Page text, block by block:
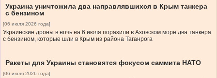
Украина уничтожила два направлявшихся в Крым танкера
с бензином
[06 июля 2026 года]
Украинские дроны в ночь на 6 июля поразили в Азовском море два танкера
с бензином, которые шли в Крым из района Таганрога
Ракеты для Украины становятся фокусом саммита НАТО
[06 июля 2026 года]